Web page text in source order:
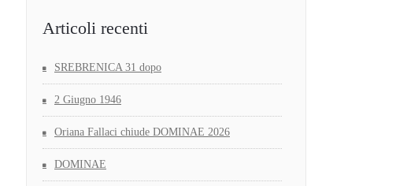
Articoli recenti
SREBRENICA 31 dopo
2 Giugno 1946
Oriana Fallaci chiude DOMINAE 2026
DOMINAE